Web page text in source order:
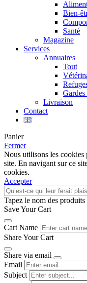
Bien-
Santé
Magazine
Services
Annuaires
Tout
Gardes
Livraison
Contact
Panier
Fermer
Nous utilisons les cookies
site. En navigant sur ce
cookies.
Accepter
Tapez le nom des
Save Your Cart
Cart Name
Share Your Cart
Share via email
Email
Subject